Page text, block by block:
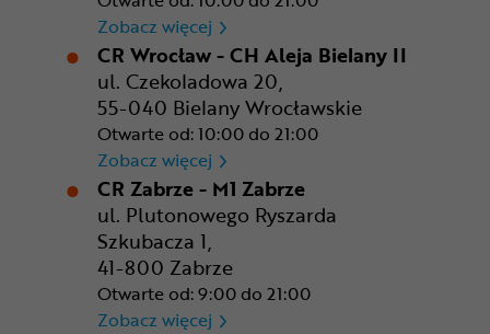
Zobacz więcej CR Warszawa - CH Okęcie
CR Wrocław - CH Aleja Bielany II
ul. Czekoladowa 20,
55-040 Bielany Wrocławskie
Otwarte od: 10:00 do 21:00
Zobacz więcej CR Wrocław - CH Aleja
CR Zabrze - M1 Zabrze
ul. Plutonowego Ryszarda
Szkubacza 1,
41-800 Zabrze
Otwarte od: 9:00 do 21:00
Zobacz więcej CR Zabrze - M1 Zabrze